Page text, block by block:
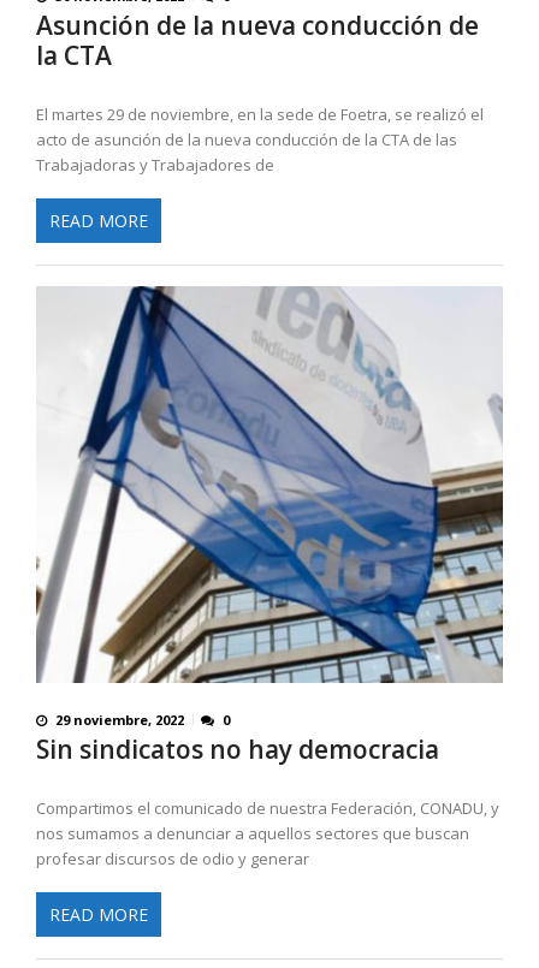
Asunción de la nueva conducción de
la CTA
El martes 29 de noviembre, en la sede de Foetra, se realizó el
acto de asunción de la nueva conducción de la CTA de las
Trabajadoras y Trabajadores de
READ MORE
29 noviembre, 2022 0
Sin sindicatos no hay democracia
Compartimos el comunicado de nuestra Federación, CONADU, y
nos sumamos a denunciar a aquellos sectores que buscan
profesar discursos de odio y generar
READ MORE